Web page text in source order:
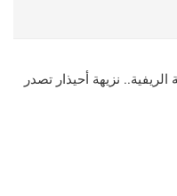
نزيهة أحيذار تصدر